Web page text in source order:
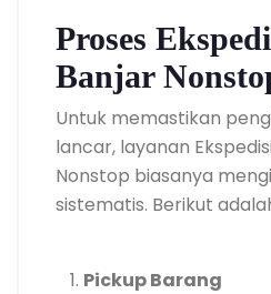
Proses
Banjar
Untuk memastikan
lancar, layanan
Nonstop biasanya
sistematis. Berikut
Pickup Barang